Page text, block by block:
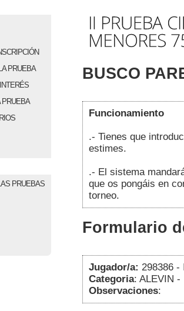
PRUEBA
PRUEBA
PRUEBAS
BUSCO
Funcionamiento
.- Tienes que
estimes.
.- El sistema
que os pongáis en
torneo.
Formulario
Jugador/a: 298386 -
Categoria: ALEVIN -
Observaciones: